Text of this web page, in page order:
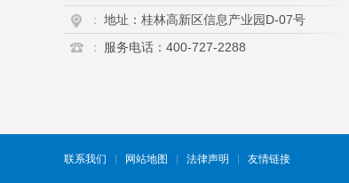
： 地址：桂林高新区信息产业园D-07号
：
服务电话：400-727-2288
联系我们 网站地图 法律声明 友情链接